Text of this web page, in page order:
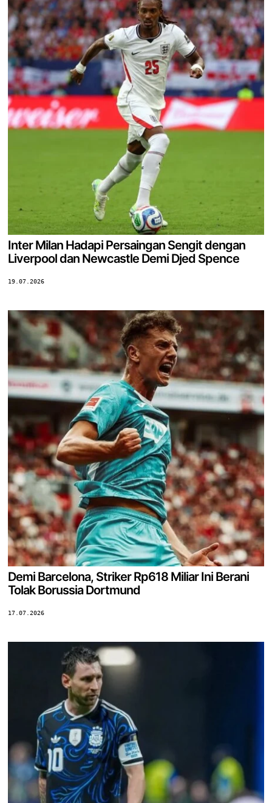
Inter Milan Hadapi Persaingan Sengit dengan
Liverpool dan Newcastle Demi Djed Spence
19.07.2026
Demi Barcelona, Striker Rp618 Miliar Ini Berani
Tolak Borussia Dortmund
17.07.2026